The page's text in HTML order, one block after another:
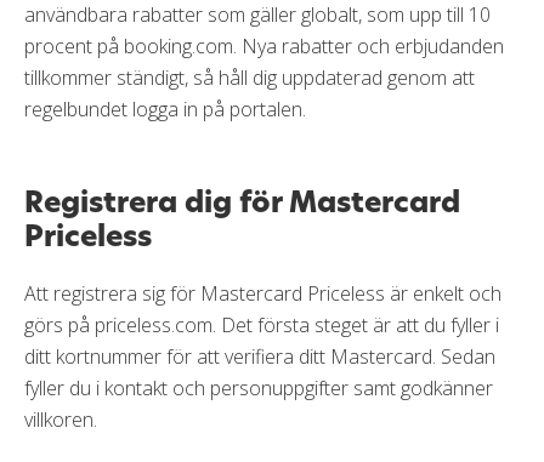
användbara rabatter som gäller globalt, som upp till 10
procent på booking.com. Nya rabatter och erbjudanden
tillkommer ständigt, så håll dig uppdaterad genom att
regelbundet logga in på portalen.
Registrera dig för Mastercard
Priceless
Att registrera sig för Mastercard Priceless är enkelt och
görs på priceless.com. Det första steget är att du fyller i
ditt kortnummer för att verifiera ditt Mastercard. Sedan
fyller du i kontakt och personuppgifter samt godkänner
villkoren.